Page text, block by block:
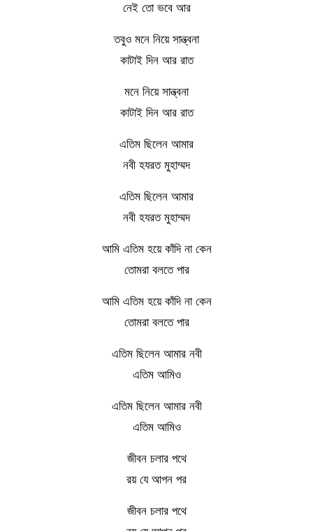
নেই তো ভবে আর
তবুও মনে নিয়ে সান্ত্বনা
কাটাই দিন আর রাত
মনে নিয়ে সান্ত্বনা
কাটাই দিন আর রাত
এতিম ছিলেন আমার
নবী হযরত মুহাম্মদ
এতিম ছিলেন আমার
নবী হযরত মুহাম্মদ
আমি এতিম হয়ে কাঁদি না কেন
তোমরা বলতে পার
আমি এতিম হয়ে কাঁদি না কেন
তোমরা বলতে পার
এতিম ছিলেন আমার নবী
এতিম আমিও
এতিম ছিলেন আমার নবী
এতিম আমিও
জীবন চলার পথে
রয় যে আপন পর
জীবন চলার পথে